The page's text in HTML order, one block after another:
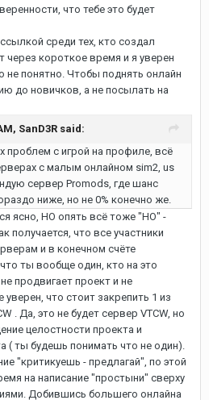
что тебе это будет
среди тех, кто создал
через короткое время и я уверен
не понятно. Чтобы поднять онлайн
до новичков, а не посылать на
SanD3R said:
проблем с игрой на профиле, всё
с малым онлайном sim2, us
сервер Promods, где шанс
ниже, но не 0% конечно же.
ясно, НО опять всё тоже "НО" -
получается, что все участники
и в конечном счёте
ты вообще один, кто на это
продвигает проект и не
уверен, что стоит закрепить 1 из
. Да, это не будет сервер VTCW, но
целостности проекта и
( ты будешь понимать что не один).
"критикуешь - предлагай", по этой
на написание "простыни" сверху
Добившись большего онлайна